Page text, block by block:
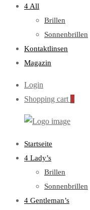
4 All
Brillen
Sonnenbrillen
Kontaktlinsen
Magazin
Login
Shopping cart 0
Primary
Menu
Startseite
4 Lady’s
Brillen
Sonnenbrillen
4 Gentleman’s